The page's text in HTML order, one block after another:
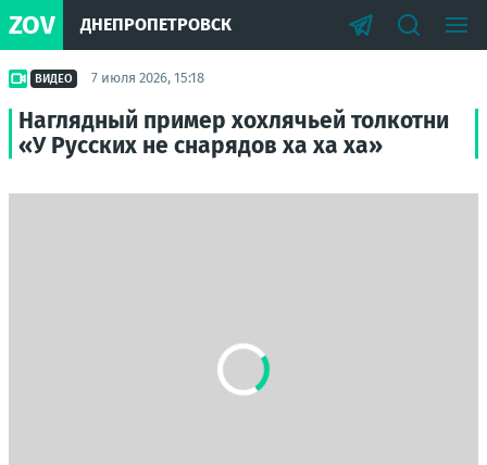
ZOV ДНЕПРОПЕТРОВСК
ВИДЕО 7 июля 2026, 15:18
Наглядный пример хохлячьей толкотни
«У Русских не снарядов ха ха ха»